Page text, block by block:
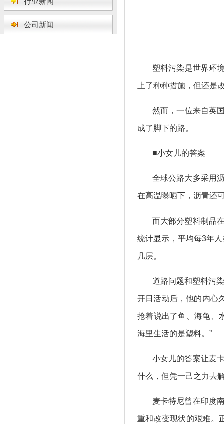
公司新闻
塑料污染是世界环
上了种种措施，但还是
然而，一位来自英
成了脚下的路。
■小女儿的答案
全球公路大多采用
在高温曝晒下，沥青还
而大部分塑料制品
统计显示，平均每3年
几层。
道路问题和塑料污
开日活动后，他的内心
抢着说出了鱼、海龟、
海里生活的是塑料。”
小女儿的答案让麦
什么，但凭一己之力去
麦卡特尼曾在印度
重和改变现状的艰难。